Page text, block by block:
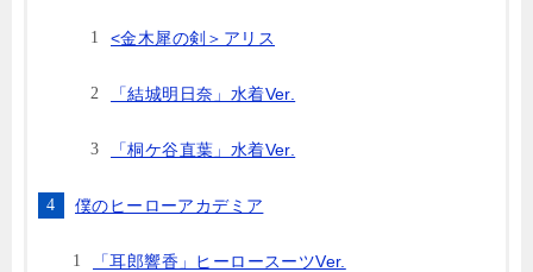
<金木犀の剣＞アリス
「結城明日奈」水着Ver.
「桐ケ谷直葉」水着Ver.
僕のヒーローアカデミア
「耳郎響香」ヒーロースーツVer.